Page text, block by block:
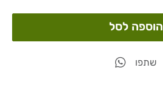
הוספה לסל
שתפו